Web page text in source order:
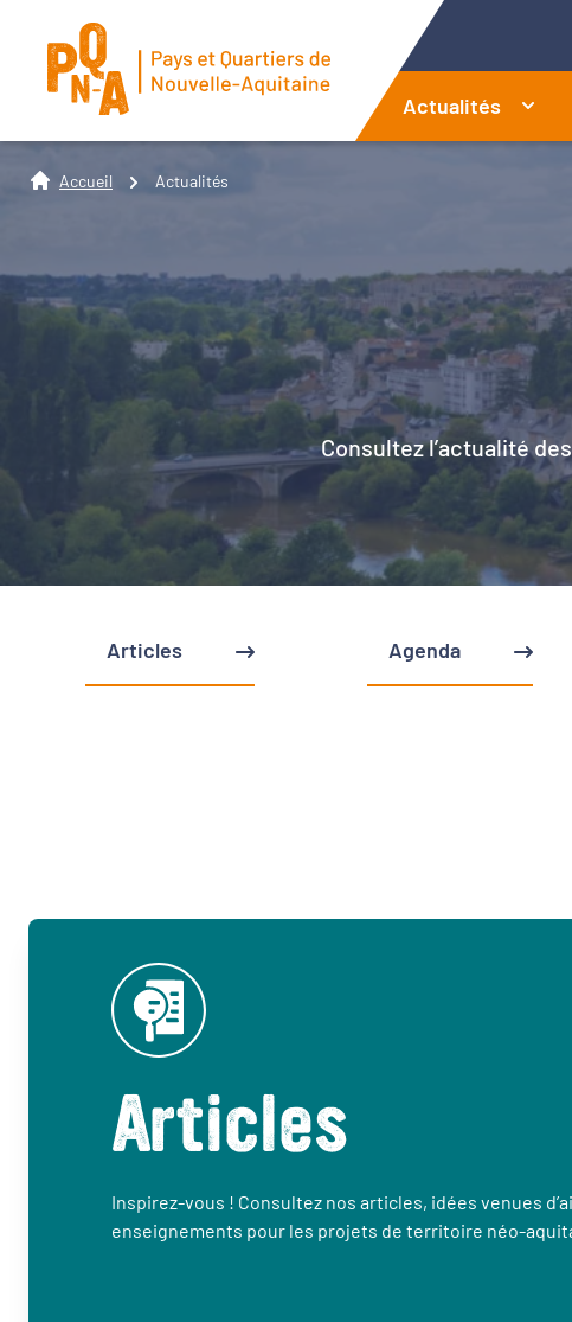
Actualités
Accueil Actualités
Consultez l’actualité
Articles Agenda
Articles
Inspirez-vous ! Consultez nos articles, idées venues
enseignements pour les projets de territoire néo-